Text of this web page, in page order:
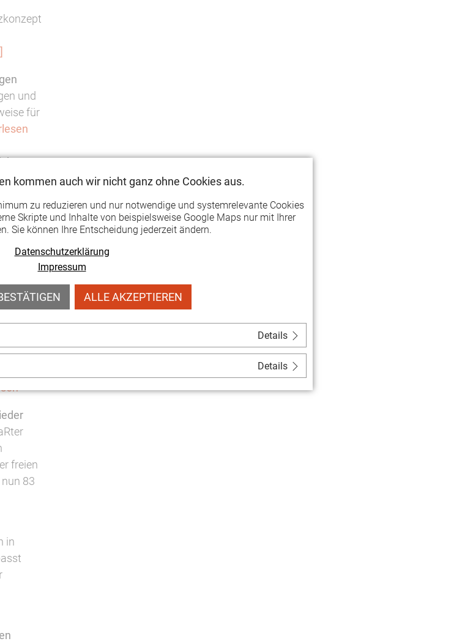
und
für
und
Die
freien
83
in
kommen auch wir nicht ganz ohne Cookies aus.
zu reduzieren und nur notwendige und systemrelevante Cookies
Skripte und Inhalte von beispielsweise Google Maps nur mit Ihrer
Sie können Ihre Entscheidung jederzeit ändern.
Datenschutzerklärung
Impressum
ALLE AKZEPTIEREN
Details
Details